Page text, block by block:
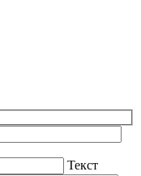
Текст